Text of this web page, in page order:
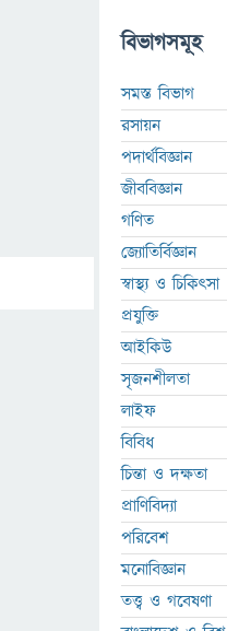
বিভাগসমূহ
সমস্ত বিভাগ
রসায়ন
পদার্থবিজ্ঞান
জীববিজ্ঞান
গণিত
জ্যোতির্বিজ্ঞান
স্বাস্থ্য ও চিকিৎসা
প্রযুক্তি
আইকিউ
সৃজনশীলতা
লাইফ
বিবিধ
চিন্তা ও দক্ষতা
প্রাণিবিদ্যা
পরিবেশ
মনোবিজ্ঞান
তত্ত্ব ও গবেষণা